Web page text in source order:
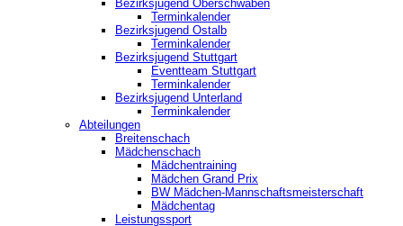
Bezirksjugend Oberschwaben
Terminkalender
Bezirksjugend Ostalb
Terminkalender
Bezirksjugend Stuttgart
‎Eventteam Stuttgart
Terminkalender
Bezirksjugend Unterland
Terminkalender
Abteilungen
Breitenschach
Mädchenschach
Mädchentraining
Mädchen Grand Prix
BW Mädchen-Mannschaftsmeisterschaft
Mädchentag
Leistungssport